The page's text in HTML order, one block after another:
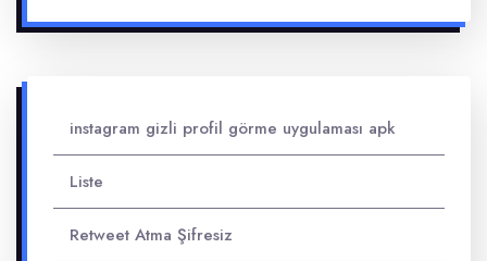
instagram gizli profil görme uygulaması apk
Liste
Retweet Atma Şifresiz